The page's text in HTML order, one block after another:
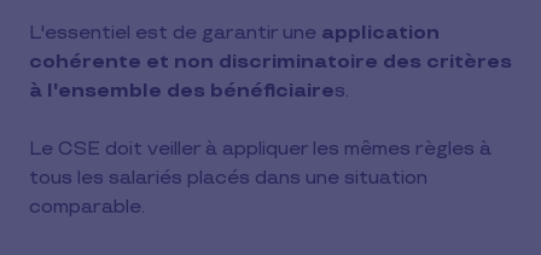
L'essentiel est de garantir une application
cohérente et non discriminatoire des critères
à l'ensemble des bénéficiaires.
Le CSE doit veiller à appliquer les mêmes règles à
tous les salariés placés dans une situation
comparable.